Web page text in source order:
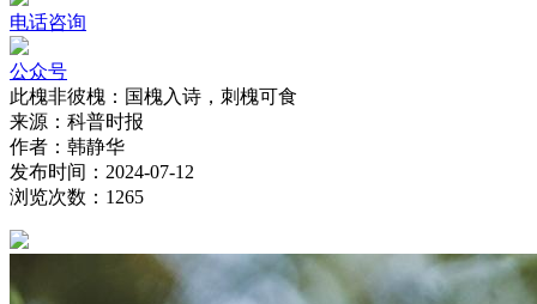
电话咨询
公众号
此槐非彼槐：国槐入诗，刺槐可食
来源： 科普时报
作者： 韩静华
发布时间： 2024-07-12
浏览次数： 1265